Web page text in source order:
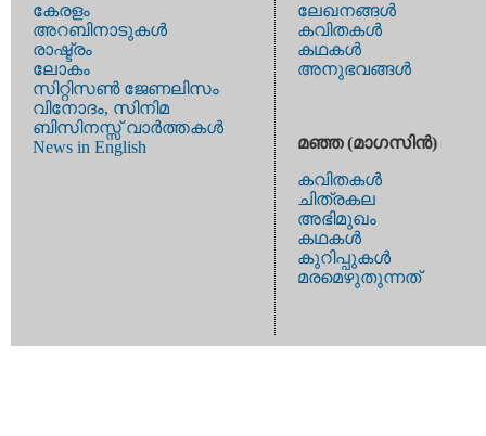
കേരളം
അറബിനാടുകള്‍
രാഷ്ട്രം
ലോകം
സിറ്റിസണ്‍ ജേണലിസം
വിനോദം, സിനിമ
ബിസിനസ്സ് വാര്‍ത്തകള്‍
News in English
ലേഖനങ്ങള്‍
കവിതകള്‍
കഥകള്‍
അനുഭവങ്ങള്‍
മഞ്ഞ (മാഗസിന്‍)
കവിതകള്‍
ചിത്രകല
അഭിമുഖം
കഥകള്‍
കുറിപ്പുകള്‍
മരമെഴുതുന്നത്